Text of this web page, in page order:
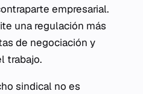
empresarial.
una regulación más
de negociación y
trabajo.
sindical no es